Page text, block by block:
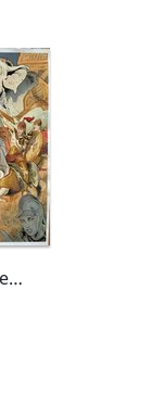
Reconquêtes - La Horde des Vivants